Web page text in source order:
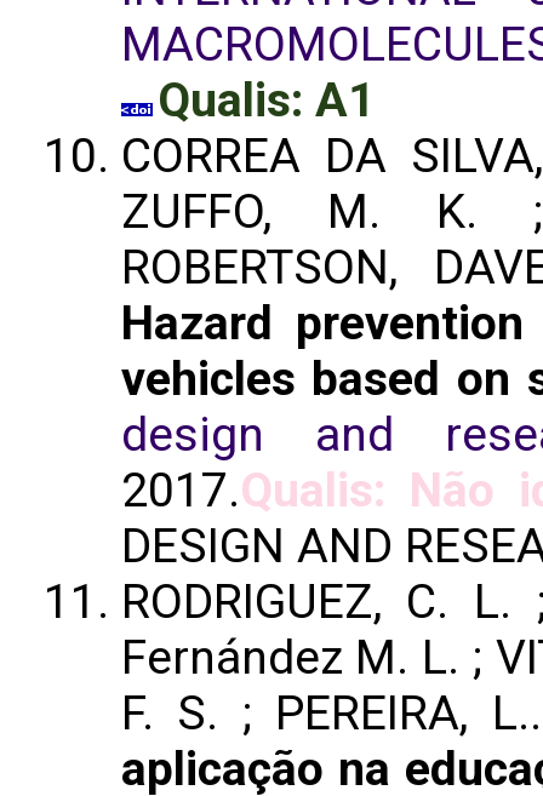
Qualis: A1
CORREA DA
ZUFFO, M. K. ;
ROBERTSON,
Hazard
vehicles based
design and
2017.Qualis: Não
DESIGN AND
RODRIGUEZ, C.
Fernández M. L. ;
F. S. ; PEREIRA,
aplicação na